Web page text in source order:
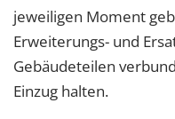
jeweiligen Moment
Erweiterungs- und
Gebäudeteilen
Einzug halten.